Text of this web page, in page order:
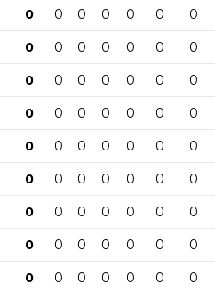
0 0 0 0 0 0 0
0 0 0 0 0 0 0
0 0 0 0 0 0 0
0 0 0 0 0 0 0
0 0 0 0 0 0 0
0 0 0 0 0 0 0
0 0 0 0 0 0 0
0 0 0 0 0 0 0
0 0 0 0 0 0 0